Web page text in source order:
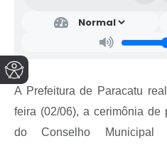
A Prefeitura de Paracatu
feira (02/06), a cerimônia de
do Conselho Municipal